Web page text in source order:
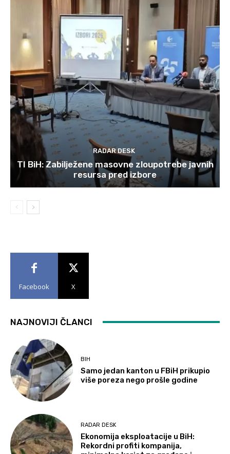
RADAR DESK
TI BiH: Zabilježene masovne zloupotrebe javnih
resursa pred izbore
Facebook X
NAJNOVIJI ČLANCI
BIH
Samo jedan kanton u FBiH prikupio
više poreza nego prošle godine
RADAR DESK
Ekonomija eksploatacije u BiH:
Rekordni profiti kompanija,